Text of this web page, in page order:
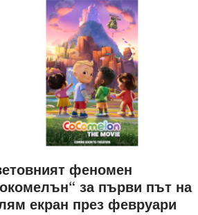
феномен
за първи път на
екран през февруари